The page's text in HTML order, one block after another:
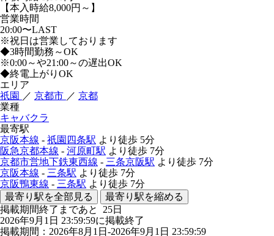
【本入時給8,000円～】
営業時間
20:00〜LAST
※祝日は営業しております
◆3時間勤務～OK
※0:00～や21:00～の遅出OK
◆終電上がりOK
エリア
祇園 ／ 京都市 ／ 京都
業種
キャバクラ
最寄駅
京阪本線 - 祇園四条駅 より徒歩 5分
阪急京都本線 - 河原町駅 より徒歩 7分
京都市営地下鉄東西線 - 三条京阪駅 より徒歩 7分
京阪本線 - 三条駅 より徒歩 7分
京阪鴨東線 - 三条駅 より徒歩 7分
最寄り駅を全部見る
最寄り駅を縮める
掲載期間終了まであと 25日
2026年9月1日 23:59:59に掲載終了
掲載期間：2026年8月1日-2026年9月1日 23:59:59